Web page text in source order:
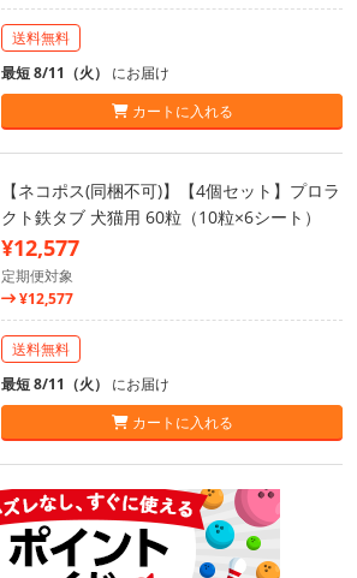
送料無料
最短 8/11（火） にお届け
カートに入れる
【ネコポス(同梱不可)】【4個セット】プロラ
クト鉄タブ 犬猫用 60粒（10粒×6シート）
¥12,577
定期便対象
¥12,577
送料無料
最短 8/11（火） にお届け
カートに入れる